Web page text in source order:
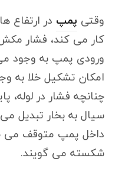
وقتی پمپ در ارتفاع
کار می کند، فشار
ورودی پمپ به وجود
امکان تشکیل خلا به
چنانچه فشار در لوله،
سیال به بخار تبدیل
داخل پمپ متوقف می
شکسته می گویند.